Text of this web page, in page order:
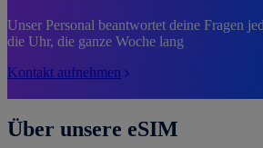
Unser Personal beantwortet deine Fragen
die Uhr, die ganze Woche lang
Kontakt aufnehmen
Über unsere eSIM